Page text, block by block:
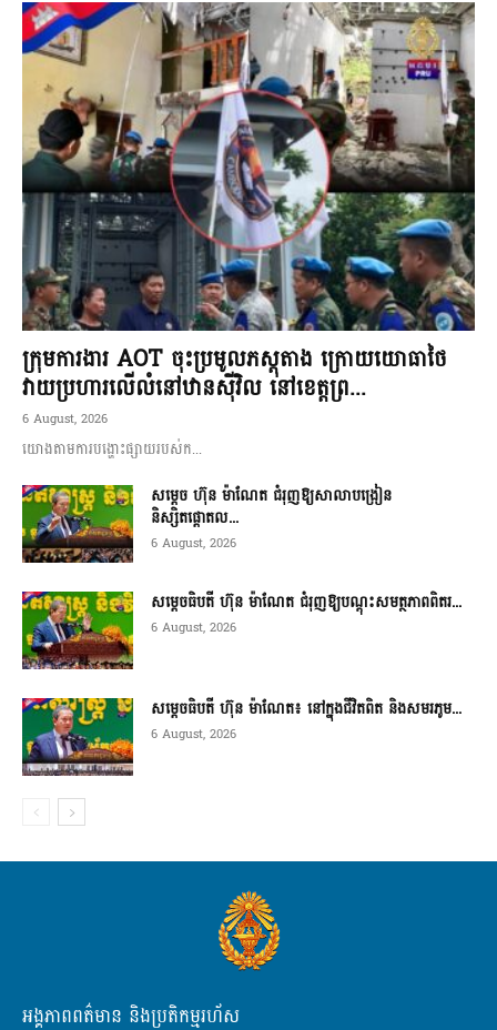
ក្រុមការងារ AOT ចុះប្រមូលភស្តុតាង ក្រោយយោធាថៃ
វាយប្រហារលើលំនៅឋានស៊ីវិល នៅខេត្តព្រ...
6 August, 2026
យោងតាមការបង្ហោះផ្សាយរបស់ក...
សម្តេច ហ៊ុន ម៉ាណែត ជំរុញឱ្យសាលាបង្រៀន
និស្សិតផ្តោតល...
6 August, 2026
សម្តេចធិបតី ហ៊ុន ម៉ាណែត ជំរុញឱ្យបណ្តុះសមត្ថភាពពិតរ...
6 August, 2026
សម្តេចធិបតី ហ៊ុន ម៉ាណែត៖ នៅក្នុងជីវិតពិត និងសមរភូម...
6 August, 2026
អង្គភាពពត៌មាន និងប្រតិកម្មរហ័ស